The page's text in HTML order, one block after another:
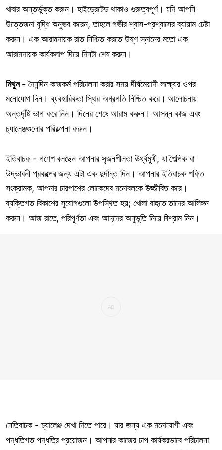
খাবার অন্তর্ভুক্ত করুন। হাইড্রেটেড থাকাও গুরুত্বপূর্ণ। যদি আপনি
উত্তেজনা বৃদ্ধি অনুভব করেন, তাহলে গভীর শ্বাস-প্রশ্বাসের ব্যায়াম চেষ্টা
করুন। এক আরামদায়ক রাত নিশ্চিত করতে উষ্ণ স্নানের মতো এক
আরামদায়ক কার্যকলাপ দিয়ে দিনটা শেষ করুন।
মিথুন -দৈনন্দিন কাজকর্ম পরিচালনা করার সময় দীর্ঘমেয়াদী লক্ষ্যের ওপর
মনোযোগ দিন। ব্যবহারিকতা স্থির অগ্রগতি নিশ্চিত করে। আলোচনায়
অন্তর্দৃষ্টি ভাগ করে নিন। দিনের শেষে আরাম করুন। আসন্ন কাজ এবং
চ্যালেঞ্জগুলোর পরিকল্পনা করুন।
ইতিবাচক - গণেশ বলছেন আপনার সৃজনশীলতা ঊর্ধ্বমুখী, যা শৈল্পিক বা
উদ্ভাবনী প্রকল্পের জন্য এটা এক দুর্দান্ত দিন। আপনার ইতিবাচক শক্তি
সংক্রামক, আপনার চারপাশের লোকেদের মনোবলকে উজ্জীবিত করে।
ব্যক্তিগত বিকাশের সুযোগগুলো উপস্থিত হয়; খোলা বাহুতে তাদের আলিঙ্গন
করুন। আজ রাতে, পরিপূর্ণতা এবং আনন্দের অনুভূতি নিয়ে বিশ্রাম নিন।
নেতিবাচক - চ্যালেঞ্জ দেখা দিতে পারে। যার জন্য এক মনোযোগী এবং
পদ্ধতিগত পদ্ধতির প্রয়োজন। আপনার কাজের চাপ কার্যকরভাবে পরিচালনা